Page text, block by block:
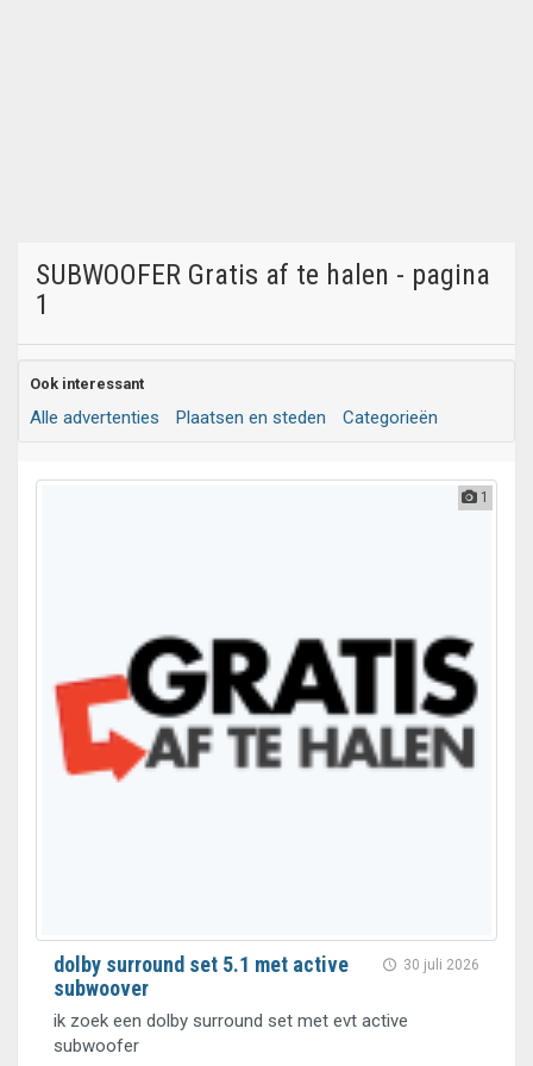
SUBWOOFER Gratis af te halen - pagina
1
Ook interessant
Alle advertenties Plaatsen en steden Categorieën
1
30 juli 2026
dolby surround set 5.1 met active
subwoover
ik zoek een dolby surround set met evt active
subwoofer